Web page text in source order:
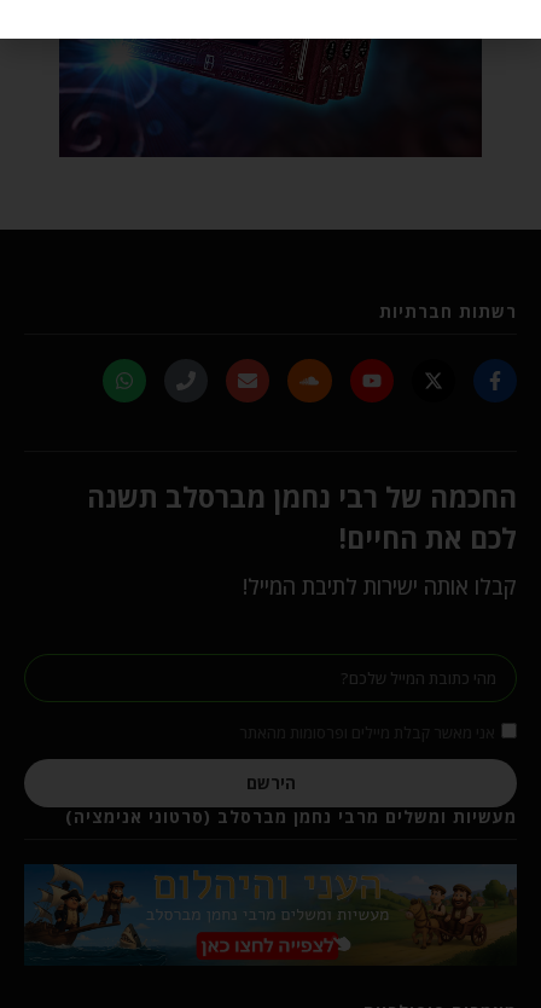
רשתות חברתיות
החכמה של רבי נחמן מברסלב תשנה
לכם את החיים!
קבלו אותה ישירות לתיבת המייל!
הירשם
מעשיות ומשלים מרבי נחמן מברסלב (סרטוני אנימציה)